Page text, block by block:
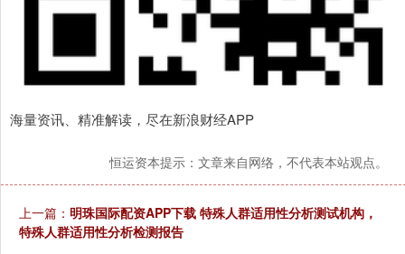
海量资讯、精准解读，尽在新浪财经APP
恒运资本提示：文章来自网络，不代表本站观点。
上一篇： 明珠国际配资APP下载 特殊人群适用性分析测试机构，
特殊人群适用性分析检测报告